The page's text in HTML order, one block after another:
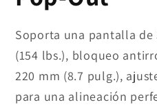
Soporta una pantalla de
(154 lbs.), bloqueo
220 mm (8.7 pulg.),
para una alineación